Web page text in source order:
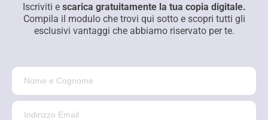
Iscriviti e scarica gratuitamente la tua copia digitale.
Compila il modulo che trovi qui sotto e scopri tutti gli
esclusivi vantaggi che abbiamo riservato per te.